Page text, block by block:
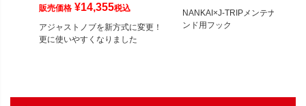
販売価格 ¥14,355税込
アジャストノブを新方式に変更！
更に使いやすくなりました
NANKAI×J-TRIPメンテナンスス
ンド用フック